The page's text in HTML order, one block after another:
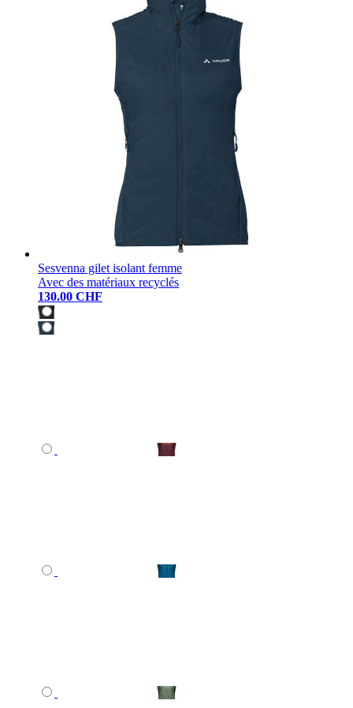
Sesvenna gilet isolant femme
Avec des matériaux recyclés
130.00 CHF